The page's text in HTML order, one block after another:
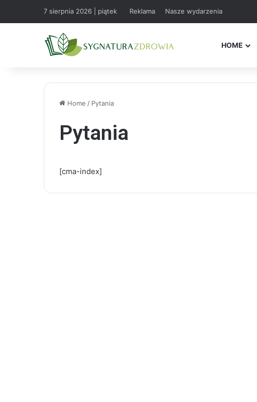
7 sierpnia 2026 | piątek Reklama Nasze wydarzenia
HOME
Home / Pytania
Pytania
[cma-index]